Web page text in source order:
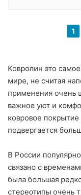
1
Ковролин это
мире, не считая
применения очень
важное уют и
ковровое
подвергается
В России
связано с
была большая
стереотипы очень